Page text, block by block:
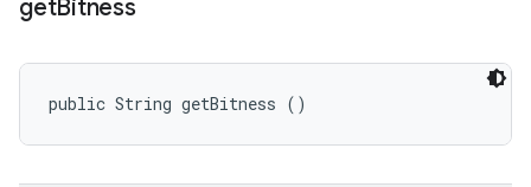
getBitness
public String getBitness ()